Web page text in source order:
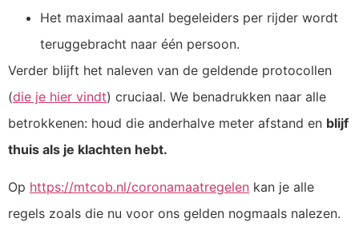
Het maximaal aantal begeleiders per rijder wordt
teruggebracht naar één persoon.
Verder blijft het naleven van de geldende protocollen
(die je hier vindt) cruciaal. We benadrukken naar alle
betrokkenen: houd die anderhalve meter afstand en blijf
thuis als je klachten hebt.
Op https://mtcob.nl/coronamaatregelen kan je alle
regels zoals die nu voor ons gelden nogmaals nalezen.